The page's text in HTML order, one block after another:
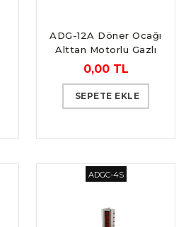
ADG-12A Döner Ocağı
Alttan Motorlu Gazlı
12 Gözlü
0,00 TL
SEPETE EKLE
ADGC-4S